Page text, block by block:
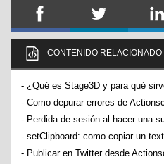
CONTENIDO RELACIONADO
- ¿Qué es Stage3D y para qué
- Como depurar errores de
- Perdida de sesión al hacer una
- setClipboard: como copiar un
- Publicar en Twitter desde